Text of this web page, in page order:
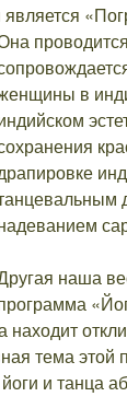
в
наша
тема этой
и танца